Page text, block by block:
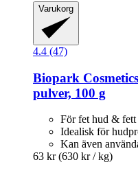
Varukorg
4.4 (47)
Biopark Cosmetics
pulver, 100 g
För fet hud & fett
Idealisk för
Kan även
63 kr (630 kr / kg)